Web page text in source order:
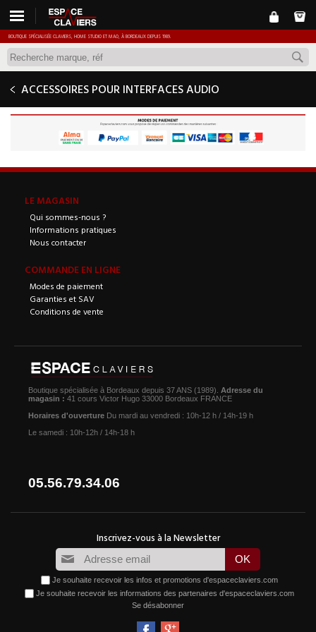
BOUTIQUE SPÉCIALISÉE CLAVIERS, HOME STUDIO ET MAO, À BORDEAUX DEPUIS 1989.
ACCESSOIRES POUR INTERFACES AUDIO
LE MAGASIN
Qui sommes-nous ?
Informations pratiques
Nous contacter
COMMANDE EN LIGNE
Modes de paiement
Garanties et SAV
Conditions de vente
Boutique spécialisée à Bordeaux depuis 37 ANS (1989). Adresse du
magasin : 41 cours Victor Hugo 33000 Bordeaux FRANCE
Horaires d'ouverture Du mardi au vendredi : 10h-12 h / 14h-19 h
Le samedi : 10h-12h / 14h-18 h
05.56.79.34.06
Je souhaite recevoir les infos et promotions d'espaceclaviers.com
Je souhaite recevoir les informations des partenaires d'espaceclaviers.com
Se désabonner